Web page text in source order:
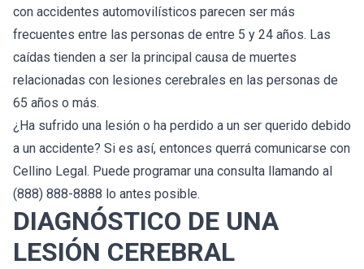
con accidentes automovilísticos parecen ser más
frecuentes entre las personas de entre 5 y 24 años. Las
caídas tienden a ser la principal causa de muertes
relacionadas con lesiones cerebrales en las personas de
65 años o más.
¿Ha sufrido una lesión o ha perdido a un ser querido debido
a un accidente? Si es así, entonces querrá comunicarse con
Cellino Legal. Puede programar una consulta llamando al
(888) 888-8888 lo antes posible.
DIAGNÓSTICO DE UNA
LESIÓN CEREBRAL